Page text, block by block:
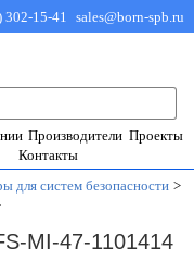
302-15-41 sales@born-spb.ru
Производители Проекты
Контакты
для систем безопасности >
MI-47-1101414